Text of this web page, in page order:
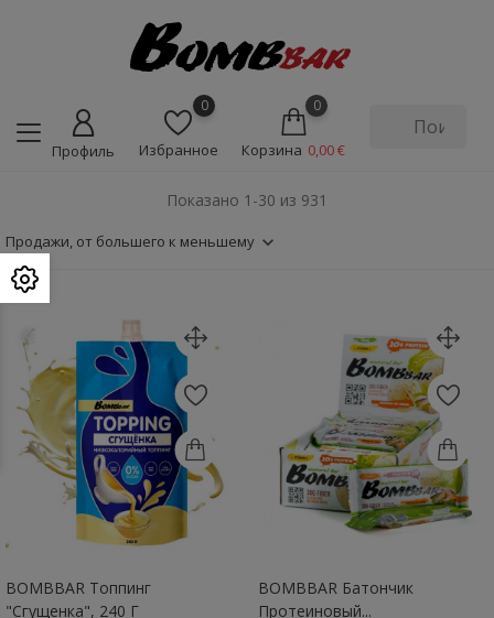
Профиль
0
Избранное
0
Корзина 0,00 €
Продажи, от большего к меньшему
Показано 1-30 из 931
BOMBBAR Топпинг
"Сгущенка", 240 Г
BOMBBAR Батончик
Протеиновый...